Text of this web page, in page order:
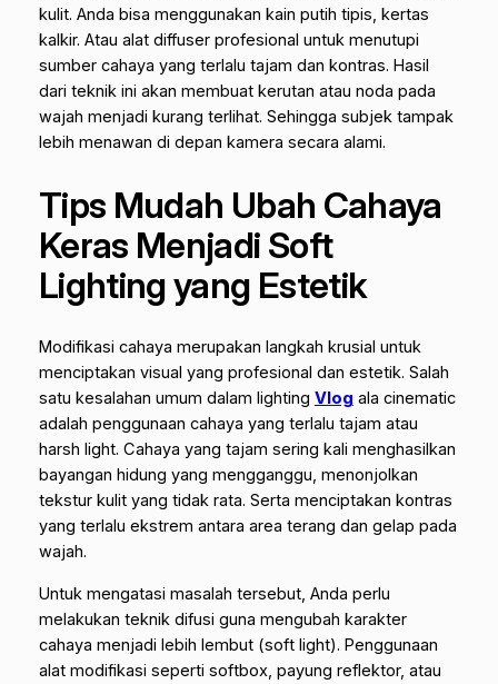
kulit. Anda bisa menggunakan kain putih tipis, kertas
kalkir. Atau alat diffuserprofesional untuk menutupi
sumber cahaya yang terlalu tajam dan kontras. Hasil
dari teknik ini akan membuat kerutan atau noda pada
wajah menjadi kurang terlihat. Sehingga subjek tampak
lebih menawan di depan kamera secara alami.
Tips Mudah Ubah Cahaya
Keras Menjadi Soft
Lightingyang Estetik
Modifikasi cahaya merupakan langkah krusial untuk
menciptakan visual yang profesional dan estetik. Salah
satu kesalahan umum dalam lighting Vlog ala cinematic
adalah penggunaan cahaya yang terlalu tajam atau
harsh light. Cahaya yang tajam sering kali menghasilkan
bayangan hidung yang mengganggu, menonjolkan
tekstur kulit yang tidak rata. Serta menciptakan kontras
yang terlalu ekstrem antara area terang dan gelap pada
wajah.
Untuk mengatasi masalah tersebut, Anda perlu
melakukan teknik difusi guna mengubah karakter
cahaya menjadi lebih lembut (soft light). Penggunaan
alat modifikasi seperti softbox, payung reflektor, atau